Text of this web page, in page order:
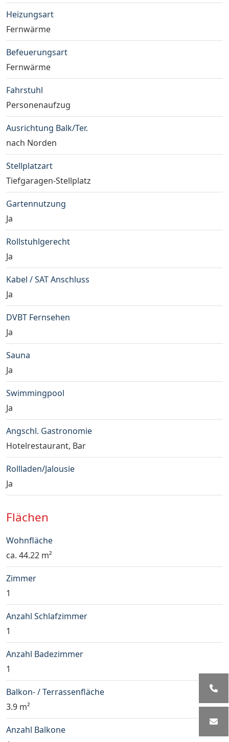
Heizungsart
Fernwärme
Befeuerungsart
Fernwärme
Fahrstuhl
Personenaufzug
Ausrichtung Balk/Ter.
nach Norden
Stellplatzart
Tiefgaragen-Stellplatz
Gartennutzung
Ja
Rollstuhlgerecht
Ja
Kabel / SAT Anschluss
Ja
DVBT Fernsehen
Ja
Sauna
Ja
Swimmingpool
Ja
Angschl. Gastronomie
Hotelrestaurant, Bar
Rollladen/Jalousie
Ja
Flächen
Wohnfläche
ca. 44.22 m²
Zimmer
1
Anzahl Schlafzimmer
1
Anzahl Badezimmer
1
Balkon- / Terrassenfläche
3.9 m²
Anzahl Balkone